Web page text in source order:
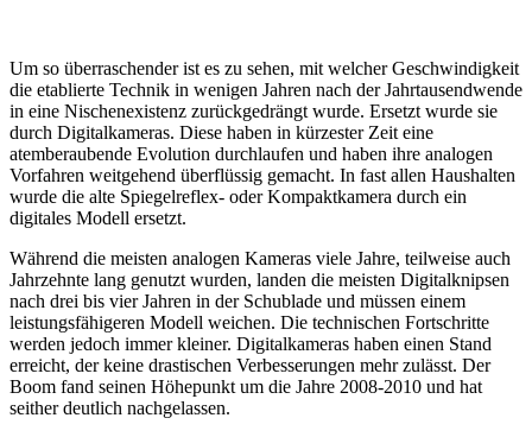
Um so überraschender ist es zu sehen, mit welcher Geschwindigkeit
die etablierte Technik in wenigen Jahren nach der Jahrtausendwende
in eine Nischenexistenz zurückgedrängt wurde. Ersetzt wurde sie
durch Digitalkameras. Diese haben in kürzester Zeit eine
atemberaubende Evolution durchlaufen und haben ihre analogen
Vorfahren weitgehend überflüssig gemacht. In fast allen Haushalten
wurde die alte Spiegelreflex- oder Kompaktkamera durch ein
digitales Modell ersetzt.
Während die meisten analogen Kameras viele Jahre, teilweise auch
Jahrzehnte lang genutzt wurden, landen die meisten Digitalknipsen
nach drei bis vier Jahren in der Schublade und müssen einem
leistungsfähigeren Modell weichen. Die technischen Fortschritte
werden jedoch immer kleiner. Digitalkameras haben einen Stand
erreicht, der keine drastischen Verbesserungen mehr zulässt. Der
Boom fand seinen Höhepunkt um die Jahre 2008-2010 und hat
seither deutlich nachgelassen.